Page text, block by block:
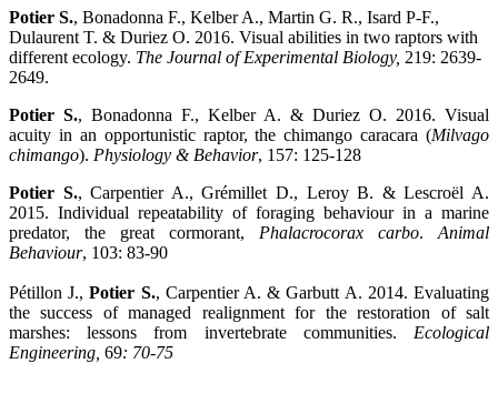
Potier S., Bonadonna F., Kelber A., Martin G. R., Isard P-F.,
Dulaurent T. & Duriez O. 2016. Visual abilities in two raptors with
different ecology. The Journal of Experimental Biology, 219: 2639-
2649.
Potier S., Bonadonna F., Kelber A. & Duriez O. 2016. Visual
acuity in an opportunistic raptor, the chimango caracara (Milvago
chimango). Physiology & Behavior, 157: 125-128
Potier S., Carpentier A., Grémillet D., Leroy B. & Lescroël A.
2015. Individual repeatability of foraging behaviour in a marine
predator, the great cormorant, Phalacrocorax carbo. Animal
Behaviour, 103: 83-90
Pétillon J.,Potier S., Carpentier A. & Garbutt A. 2014. Evaluating
the success of managed realignment for the restoration of salt
marshes: lessons from invertebrate communities. Ecological
Engineering, 69: 70-75